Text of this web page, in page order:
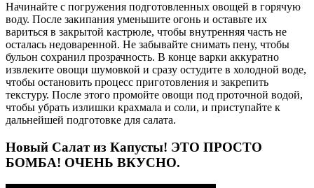
Начинайте с погружения подготовленных овощей в горячую
воду. После закипания уменьшите огонь и оставьте их
вариться в закрытой кастрюле, чтобы внутренняя часть не
осталась недоваренной. Не забывайте снимать пену, чтобы
бульон сохранил прозрачность. В конце варки аккуратно
извлеките овощи шумовкой и сразу остудите в холодной воде,
чтобы остановить процесс приготовления и закрепить
текстуру. После этого промойте овощи под проточной водой,
чтобы убрать излишки крахмала и соли, и приступайте к
дальнейшей подготовке для салата.
Новый Салат из Капусты! ЭТО ПРОСТО
БОМБА! ОЧЕНЬ ВКУСНО.